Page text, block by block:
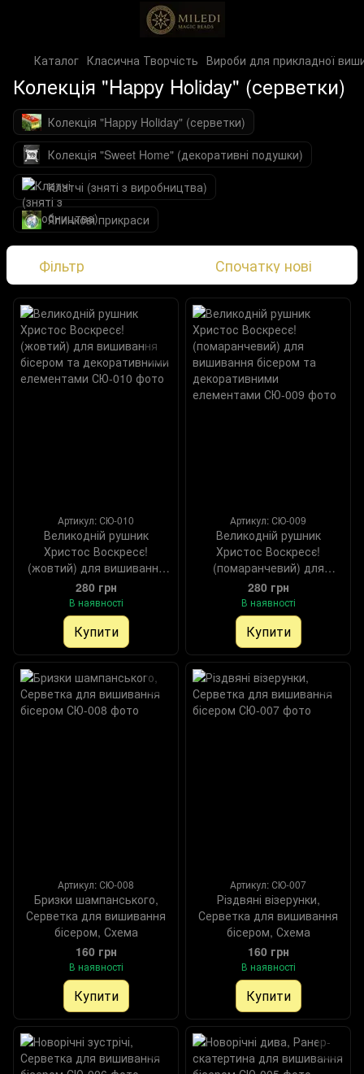
Каталог Класична Творчість Вироби для прикладної
Колекція "Happy Holiday" (серветки)
Колекція "Happy Holiday" (серветки)
Колекція "Sweet Home" (декоративні подушки)
Клатчі (зняті з виробництва)
Ялинкові прикраси
Фільтр Спочатку нові
Артикул: СЮ-010
Великодній рушник
Христос Воскресє!
(жовтий) для вишивання
бісером та декоративними
елементами, Схема
280 грн
В наявності
Купити
Артикул: СЮ-009
Великодній рушник
Христос Воскресє!
(помаранчевий) для
вишивання бісером та
декоративними
елементами, Схема
280 грн
В наявності
Купити
Артикул: СЮ-008
Бризки шампанського,
Серветка для вишивання
бісером, Схема
160 грн
В наявності
Купити
Артикул: СЮ-007
Різдвяні візерунки,
Серветка для вишивання
бісером, Схема
160 грн
В наявності
Купити